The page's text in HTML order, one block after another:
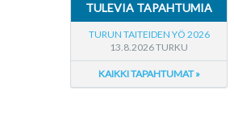
TULEVIA TAPAHTUMIA
TURUN TAITEIDEN YÖ 2026
13.8.2026 TURKU
KAIKKI TAPAHTUMAT »